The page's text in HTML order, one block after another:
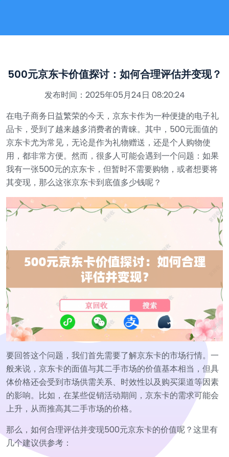
500元京东卡价值探讨：如何合理评估并变现？
发布时间：2025年05月24日 08:20:24
在电子商务日益繁荣的今天，京东卡作为一种便捷的电子礼
品卡，受到了越来越多消费者的青睐。其中，500元面值的
京东卡尤为常见，无论是作为礼物赠送，还是个人购物使
用，都非常方便。然而，很多人可能会遇到一个问题：如果
我有一张500元的京东卡，但暂时不需要购物，或者想要将
其变现，那么这张京东卡到底值多少钱呢？
要回答这个问题，我们首先需要了解京东卡的市场行情。一
般来说，京东卡的面值与其二手市场的价值基本相当，但具
体价格还会受到市场供需关系、时效性以及购买渠道等因素
的影响。比如，在某些促销活动期间，京东卡的需求可能会
上升，从而推高其二手市场的价格。
那么，如何合理评估并变现500元京东卡的价值呢？这里有
几个建议供参考：